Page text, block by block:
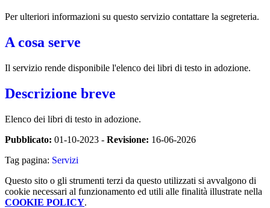
Per ulteriori informazioni su questo servizio contattare la segreteria.
A cosa serve
Il servizio rende disponibile l'elenco dei libri di testo in adozione.
Descrizione breve
Elenco dei libri di testo in adozione.
Pubblicato: 01-10-2023 - Revisione: 16-06-2026
Tag pagina: Servizi
Questo sito o gli strumenti terzi da questo utilizzati si avvalgono di
cookie necessari al funzionamento ed utili alle finalità illustrate nella
COOKIE POLICY.